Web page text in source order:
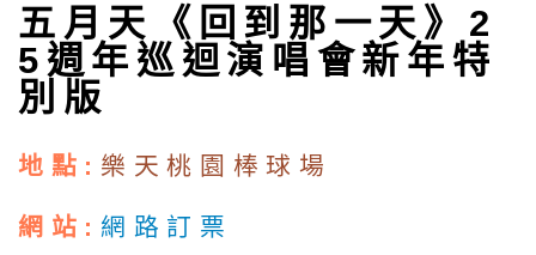
五月天《回到那一天》2
5週年巡迴演唱會新年特
別版
地點: 樂天桃園棒球場
網站: 網路訂票